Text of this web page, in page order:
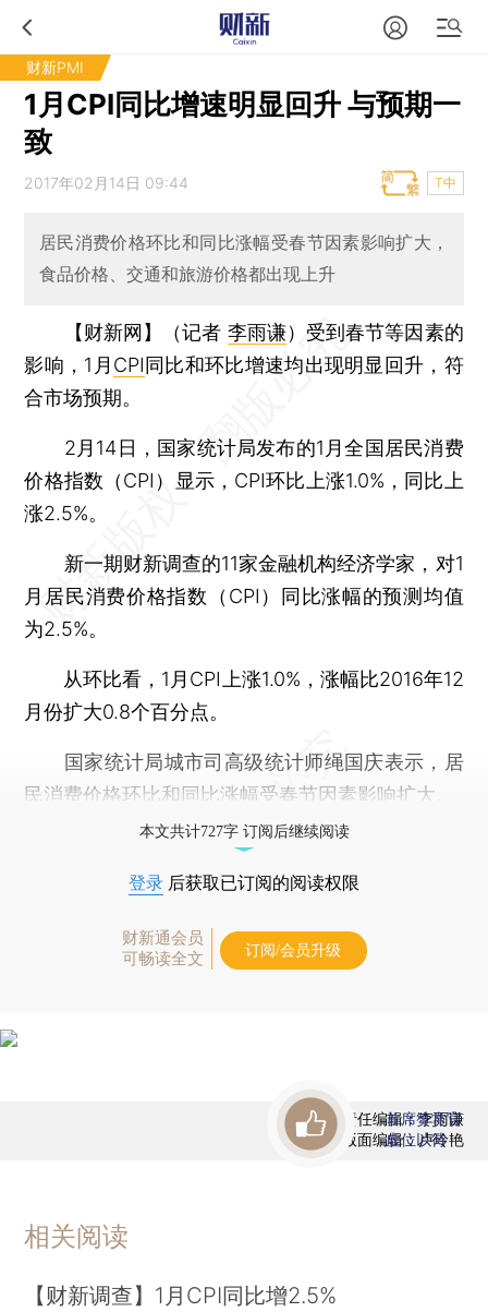
财新PMI
1月CPI同比增速明显回升 与预期一
致
2017年02月14日 09:44 T中
居民消费价格环比和同比涨幅受春节因素影响扩大，
食品价格、交通和旅游价格都出现上升
【财新网】（记者 李雨谦） 受到春节等因素的
影响，1月 CPI 同比和环比增速均出现明显回升，符
合市场预期。
2月14日，国家统计局发布的1月全国居民消费
价格指数（CPI）显示，CPI环比上涨1.0%，同比上
涨2.5%。
新一期财新调查的11家金融机构经济学家，对1
月居民消费价格指数（CPI）同比涨幅的预测均值
为2.5%。
从环比看，1月CPI上涨1.0%，涨幅比2016年12
月份扩大0.8个百分点。
国家统计局城市司高级统计师绳国庆表示，居
民消费价格环比和同比涨幅受春节因素影响扩大。
本文共计727字 订阅后继续阅读
登录 后获取已订阅的阅读权限
财新通会员
可畅读全文
订阅/会员升级
责任编辑：李雨谦
版面编辑：卢玲艳
首席赞赏官
虚位以待
相关阅读
【财新调查】1月CPI同比增2.5%